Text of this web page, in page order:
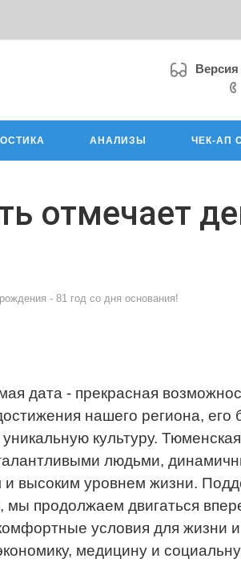
АНАЛИЗЫ ЧЕК-АП
отмечает
- 81 год со дня основания!
дата - прекрасная
нашего региона, его
культуру.
людьми,
и высоким уровнем жизни.
мы продолжаем двигаться
условия для жизни
медицину и